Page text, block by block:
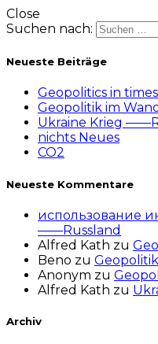
Close
Suchen nach:
Neueste Beiträge
Geopolitics in
Geopolitik im
Ukraine Krieg
nichts Neues
CO2
Neueste Kommentare
использование
——Russland
Alfred Kath zu
Beno zu
Anonym zu
Alfred Kath zu
Archiv